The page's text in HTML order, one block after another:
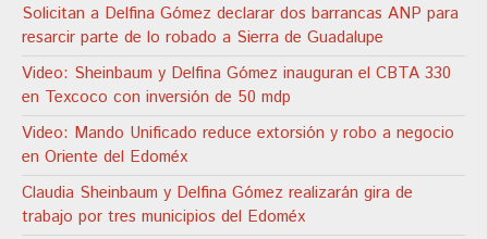
Solicitan a Delfina Gómez declarar dos barrancas ANP para
resarcir parte de lo robado a Sierra de Guadalupe
Video: Sheinbaum y Delfina Gómez inauguran el CBTA 330
en Texcoco con inversión de 50 mdp
Video: Mando Unificado reduce extorsión y robo a negocio
en Oriente del Edoméx
Claudia Sheinbaum y Delfina Gómez realizarán gira de
trabajo por tres municipios del Edoméx